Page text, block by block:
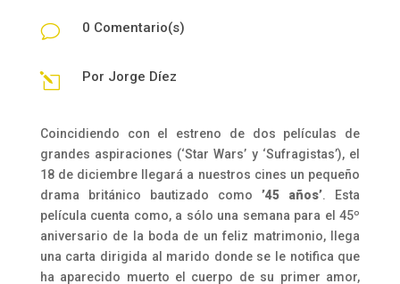
v 0 Comentario(s)
l Por Jorge Díez
Coincidiendo con el estreno de dos películas de
grandes aspiraciones (‘Star Wars’ y ‘Sufragistas’), el
18 de diciembre llegará a nuestros cines un pequeño
drama británico bautizado como’45 años’. Esta
película cuenta como, a sólo una semana para el 45º
aniversario de la boda de un feliz matrimonio, llega
una carta dirigida al marido donde se le notifica que
ha aparecido muerto el cuerpo de su primer amor,